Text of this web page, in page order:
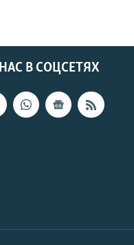
В СОЦСЕТЯХ